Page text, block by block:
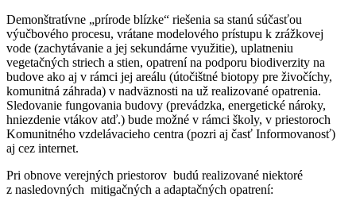
Demonštratívne „prírode blízke“ riešenia sa stanú súčasťou
výučbového procesu, vrátane modelového prístupu k zrážkovej
vode (zachytávanie a jej sekundárne využitie), uplatneniu
vegetačných striech a stien, opatrení na podporu biodiverzity na
budove ako aj v rámci jej areálu (útočištné biotopy pre živočíchy,
komunitná záhrada) v nadväznosti na už realizované opatrenia.
Sledovanie fungovania budovy (prevádzka, energetické nároky,
hniezdenie vtákov atď.) bude možné v rámci školy, v priestoroch
Komunitného vzdelávacieho centra (pozri aj časť Informovanosť)
aj cez internet.
Pri obnove verejných priestorov budú realizované niektoré
z nasledovných mitigačných a adaptačných opatrení: